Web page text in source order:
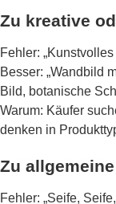
Zu kreative
Fehler:
Besser: „Wandbild
Bild, botanische
Warum: Käufer
denken in
Zu
Fehler: „Seife,